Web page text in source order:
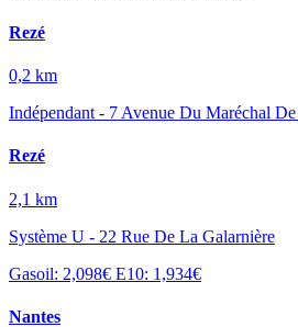
Rezé
0,2 km
Indépendant - 7 Avenue Du Maréchal
Rezé
2,1 km
Système U - 22 Rue De La Galarnière
Gasoil: 2,098€ E10: 1,934€
Nantes